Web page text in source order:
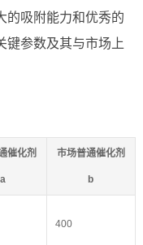
的吸附能力和优秀的
键参数及其与市场上
催化剂
a
市场普通催化剂
b
400